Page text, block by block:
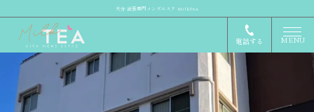
大分 出張専門メンズエステ MilkTea
電話する MENU